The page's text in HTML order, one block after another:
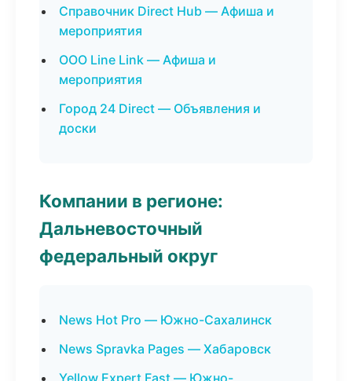
Справочник Direct Hub — Афиша и
мероприятия
ООО Line Link — Афиша и
мероприятия
Город 24 Direct — Объявления и
доски
Компании в регионе:
Дальневосточный
федеральный округ
News Hot Pro — Южно-Сахалинск
News Spravka Pages — Хабаровск
Yellow Expert Fast — Южно-